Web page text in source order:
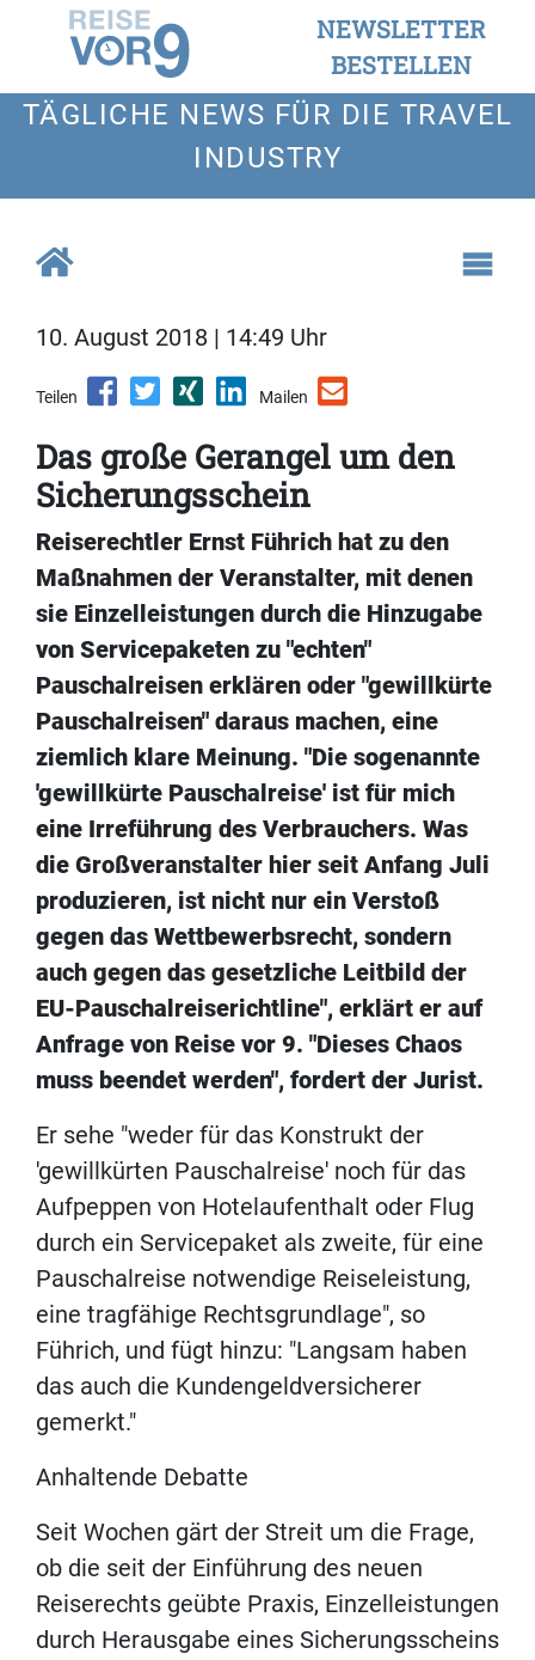
NEWSLETTER
BESTELLEN
TÄGLICHE NEWS FÜR DIE TRAVEL
INDUSTRY
10. August 2018 | 14:49 Uhr
Teilen Mailen
Das große Gerangel um den
Sicherungsschein
Reiserechtler Ernst Führich hat zu den
Maßnahmen der Veranstalter, mit denen
sie Einzelleistungen durch die Hinzugabe
von Servicepaketen zu "echten"
Pauschalreisen erklären oder "gewillkürte
Pauschalreisen" daraus machen, eine
ziemlich klare Meinung. "Die sogenannte
'gewillkürte Pauschalreise' ist für mich
eine Irreführung des Verbrauchers. Was
die Großveranstalter hier seit Anfang Juli
produzieren, ist nicht nur ein Verstoß
gegen das Wettbewerbsrecht, sondern
auch gegen das gesetzliche Leitbild der
EU-Pauschalreiserichtline", erklärt er auf
Anfrage von Reise vor 9. "Dieses Chaos
muss beendet werden", fordert der Jurist.
Er sehe "weder für das Konstrukt der
'gewillkürten Pauschalreise' noch für das
Aufpeppen von Hotelaufenthalt oder Flug
durch ein Servicepaket als zweite, für eine
Pauschalreise notwendige Reiseleistung,
eine tragfähige Rechtsgrundlage", so
Führich, und fügt hinzu: "Langsam haben
das auch die Kundengeldversicherer
gemerkt."
Anhaltende Debatte
Seit Wochen gärt der Streit um die Frage,
ob die seit der Einführung des neuen
Reiserechts geübte Praxis, Einzelleistungen
durch Herausgabe eines Sicherungsscheins